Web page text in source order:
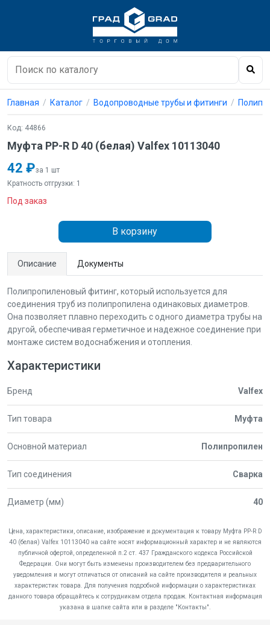
Главная Каталог Водопроводные трубы и фитинги
Код: 44866
Муфта PP-R D 40 (белая) Valfex 10113040
42 ₽за 1 шт
Кратность отгрузки: 1
Под заказ
В корзину
Описание Документы
Полипропиленовый фитинг, который используется для
соединения труб из полипропилена одинаковых диаметров.
Она позволяет плавно переходить с одного диаметра трубы на
другой, обеспечивая герметичное и надежное соединение при
монтаже систем водоснабжения и отопления.
Характеристики
Бренд Valfex
Тип товара Муфта
Основной материал Полипропилен
Тип соединения Сварка
Диаметр (мм) 40
Цена, характеристики, описание, изображение и документация к товару Муфта PP-R D
40 (белая) Valfex 10113040 на сайте носят информационный характер и не являются
публичной офертой, определенной п.2 ст. 437 Гражданского кодекса Российской
Федерации. Они могут быть изменены производителем без предварительного
уведомления и могут отличаться от описаний на сайте производителя и реальных
характеристик товара. Для получения подробной информации о характеристиках
данного товара обращайтесь к сотрудникам отдела продаж. Контактная информация
указана в шапке сайта или в разделе "Контакты".